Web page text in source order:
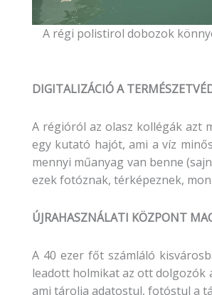
A régi polistirol dobozok
DIGITALIZÁCIÓ A
A régióról az olasz kollégák azt
egy kutató hajót, ami a víz
mennyi műanyag van benne
ezek fotóznak, térképeznek,
ÚJRAHASZNÁLATI KÖZPONT
A 40 ezer főt számláló
leadott holmikat az ott dolgozók
ami tárolja adatostul, fotóstul a